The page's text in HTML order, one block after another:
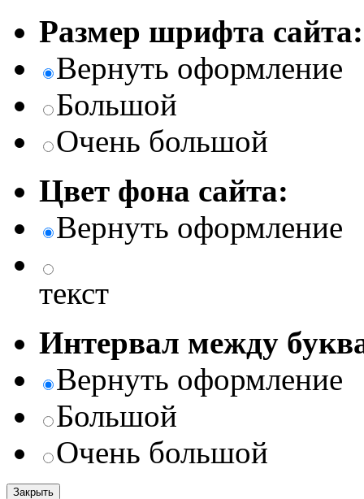
Размер шрифта сайта:
Вернуть оформление
Большой
Очень большой
Цвет фона сайта:
Вернуть оформление
текст
Интервал между
Вернуть оформление
Большой
Очень большой
Закрыть